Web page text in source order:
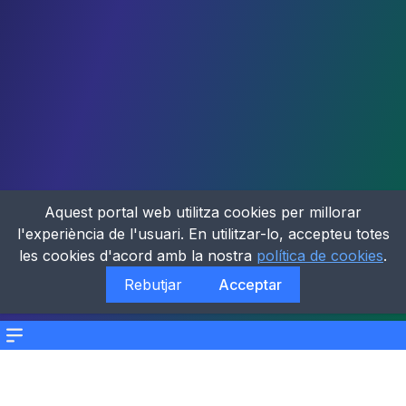
Menu
Aquest portal web utilitza cookies per millorar
l'experiència de l'usuari. En utilitzar-lo, accepteu totes
les cookies d'acord amb la nostra política de cookies.
Rebutjar
Acceptar